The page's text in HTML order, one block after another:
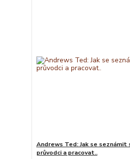
Andrews Ted: Jak se seznámit
průvodci a pracovat..